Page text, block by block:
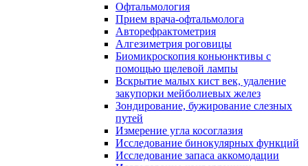
Офтальмология
Прием врача-офтальмолога
Авторефрактометрия
Алгезиметрия роговицы
Биомикроскопия коньюнктивы с
помощью щелевой лампы
Вскрытие малых кист век, удаление
закупорки мейболиевых желез
Зондирование, бужирование слезных
путей
Измерение угла косоглазия
Исследование бинокулярных функций
Исследование запаса аккомодации